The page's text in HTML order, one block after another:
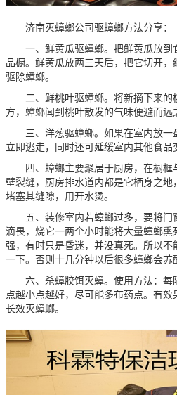
济南灭蟑螂公司驱蟑螂方法分享：
一、鲜黄瓜驱蟑螂。把鲜黄瓜放到
品橱。鲜黄瓜放两三天后，把它切开
驱除蟑螂。
二、鲜桃叶驱蟑螂。将新摘下来的
方，蟑螂闻到桃叶散发的气味便避而远
三、洋葱驱蟑螂。如果在室内放一
立即逃走，同时还可延缓室内其他食品
四、蟑螂主要聚居于厨房，在橱框
壁裂缝，厨房排水道内都是它栖身之地
堵塞其缝隙，用开水烫。
五、装修室内若蟑螂过多，要将门
滴畏，烧它一两个小时能将大量蟑螂
强，有时只是昏迷，并没真死。所以
一下。否则十几分钟以后很多蟑螂会苏
六、杀蟑胶饵灭蟑。使用方法：每
点越小点越好，尽可能多布药点。有
长效灭蟑螂。